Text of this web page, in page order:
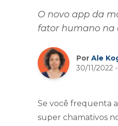
O novo app da
fator humano na
Por Ale
30/11/2022 -
Se você frequenta
super chamativos